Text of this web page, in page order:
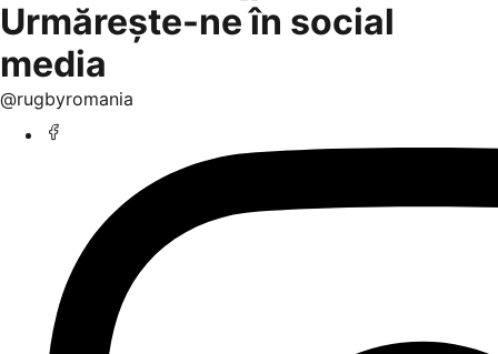
Urmărește-ne în social
media
@rugbyromania